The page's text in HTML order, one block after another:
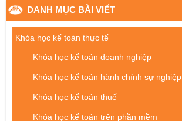
DANH MỤC BÀI VIẾT
Khóa học kế toán thực tế
Khóa học kế toán doanh nghiệp
Khóa học kế toán hành chính sự nghiệp
Khóa học kế toán thuế
Khóa học kế toán trên phần mềm